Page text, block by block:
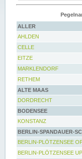
ALLER
AHLDEN
CELLE
EITZE
MARKLENDORF
RETHEM
ALTE MAAS
DORDRECHT
BODENSEE
KONSTANZ
BERLIN-SPANDAUER-
BERLIN-PLÖTZENSEE
BERLIN-PLÖTZENSEE UP